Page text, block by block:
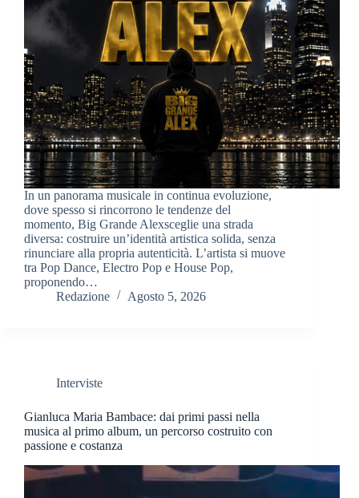
In un panorama musicale in continua evoluzione,
dove spesso si rincorrono le tendenze del
momento, Big Grande Alexsceglie una strada
diversa: costruire un’identità artistica solida, senza
rinunciare alla propria autenticità. L’artista si muove
tra Pop Dance, Electro Pop e House Pop,
proponendo…
Redazione
Agosto 5, 2026
Interviste
Gianluca Maria Bambace: dai primi passi nella
musica al primo album, un percorso costruito con
passione e costanza